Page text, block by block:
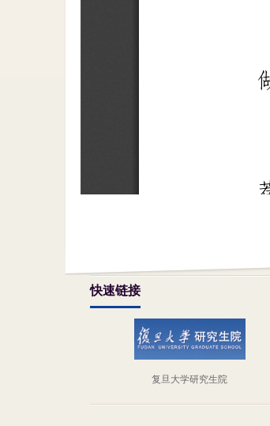
快速链接
复旦大学研究生院